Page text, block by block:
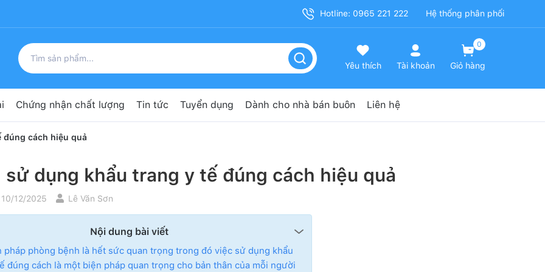
Hotline: 0965 221 222 Hệ thống phân phối
Yêu thích Tài khoản
0
Giỏ hàng
Chứng nhận chất lượng Tin tức Tuyển dụng Dành cho nhà bán buôn Liên hệ
cách hiệu quả
sử dụng khẩu trang y tế đúng cách hiệu quả
12/2025 Lê Văn Sơn
Nội dung bài viết
pháp phòng bệnh là hết sức quan trọng trong đó việc sử dụng khẩu
đúng cách là một biện pháp quan trọng cho bản thân của mỗi người